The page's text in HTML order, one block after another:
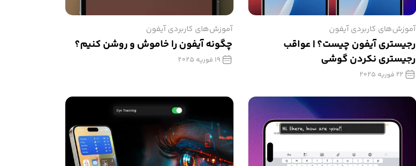
آموزش‌های کاربردی آیفون
رجیستری آیفون چیست؟ | عواقب
رجیستری نکردن گوشی
22 فوریه 2025
آموزش‌های کاربردی آیفون
چگونه آیفون را خاموش و روشن کنیم؟
19 فوریه 2025